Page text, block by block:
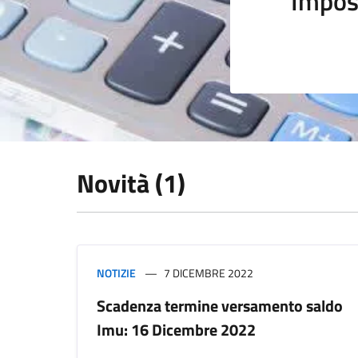
Novità (1)
NOTIZIE 7 DICEMBRE 2022
Scadenza termine versamento saldo
Imu: 16 Dicembre 2022